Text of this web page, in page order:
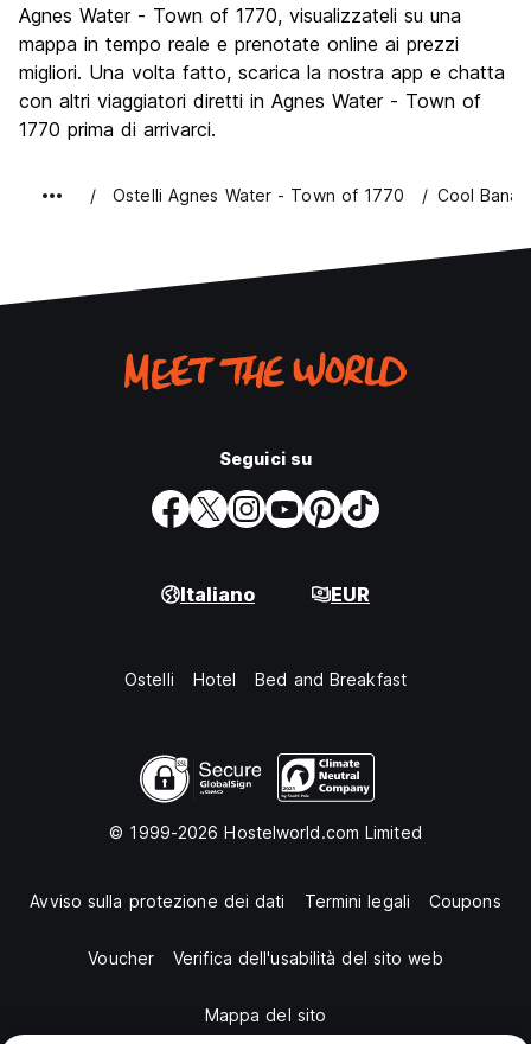
Agnes Water - Town of 1770, visualizzateli su una
mappa in tempo reale e prenotate online ai prezzi
migliori. Una volta fatto, scarica la nostra app e chatta
con altri viaggiatori diretti in Agnes Water - Town of
1770 prima di arrivarci.
Ostelli Agnes Water - Town of 1770 Cool
Seguici su
Italiano EUR
Ostelli Hotel Bed and Breakfast
© 1999-2026 Hostelworld.com Limited
Avviso sulla protezione dei dati Termini legali Coupons
Voucher Verifica dell'usabilità del sito web
Mappa del sito